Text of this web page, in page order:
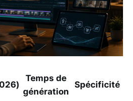
Temps de
génération
Spécificité